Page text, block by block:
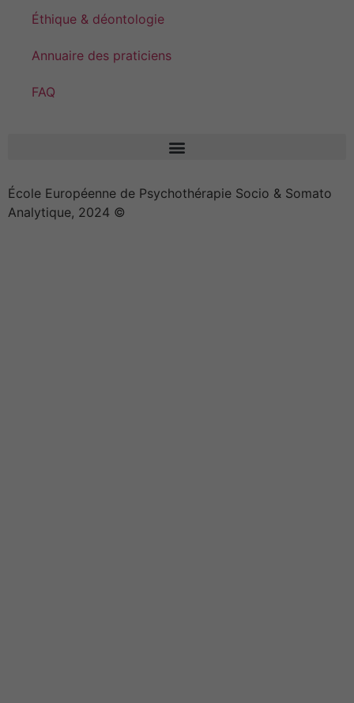
Éthique & déontologie
Annuaire des praticiens
FAQ
École Européenne de Psychothérapie Socio & Somato
Analytique, 2024 ©